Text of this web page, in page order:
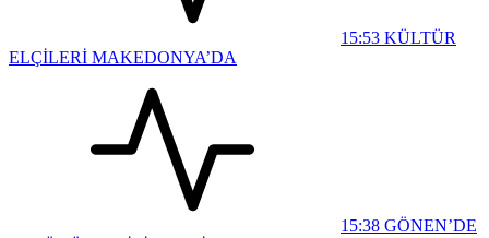
15:53 KÜLTÜR
ELÇİLERİ MAKEDONYA’DA
15:38 GÖNEN’DE